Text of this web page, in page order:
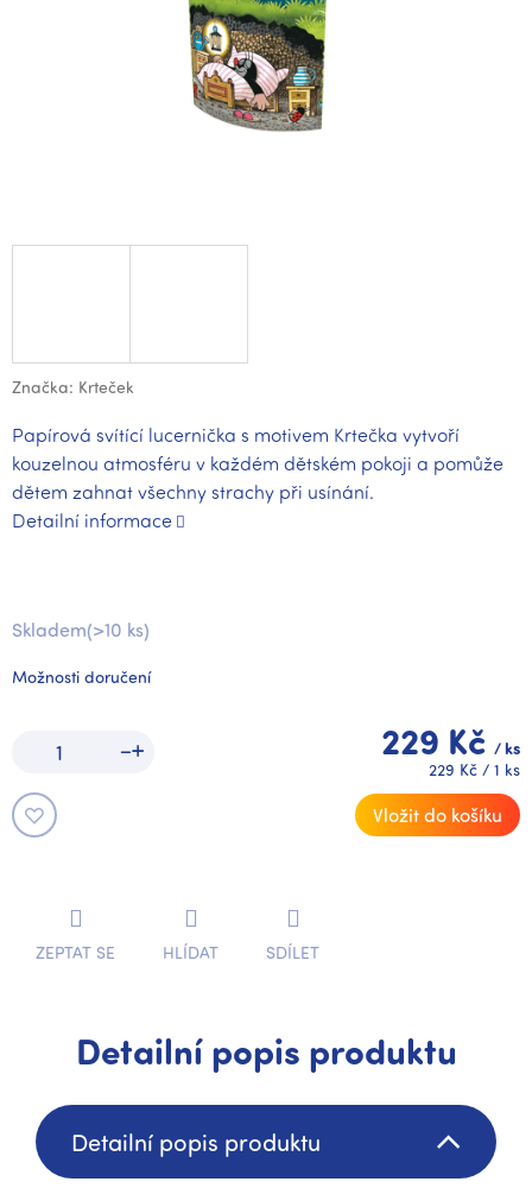
Značka: Krteček
Skladem(>10 ks)
Možnosti doručení
229 Kč / ks
Měrná
cena:
229 Kč / 1 ks
Vložit do košíku
Papírová svítící lucernička s motivem Krtečka vytvoří
kouzelnou atmosféru v každém dětském pokoji a pomůže
dětem zahnat všechny strachy při usínání.
Detailní informace
ZEPTAT SE HLÍDAT SDÍLET
Detailní popis produktu
Detailní popis produktu